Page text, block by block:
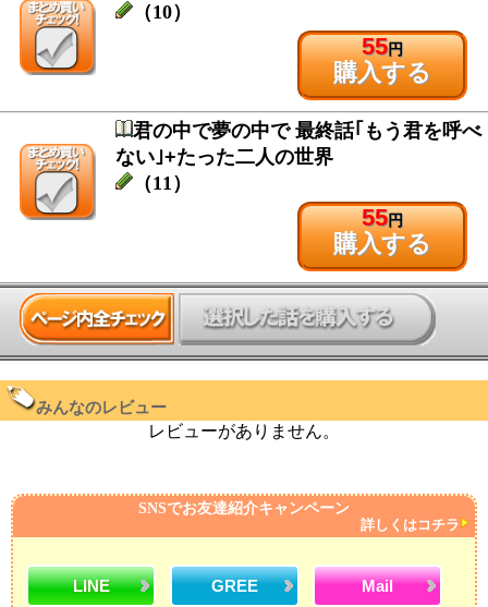
（10）
55円
購入する
君の中で夢の中で 最終話｢もう君を呼べ
ない｣+たった二人の世界
（11）
55円
購入する
みんなのレビュー
レビューがありません。
SNSでお友達紹介キャンペーン
詳しくはコチラ
LINE GREE Mail